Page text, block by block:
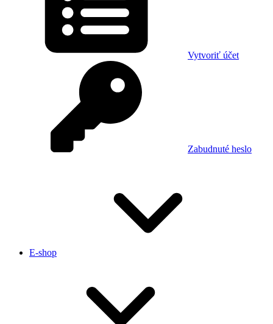
Vytvoriť účet
Zabudnuté heslo
E-shop